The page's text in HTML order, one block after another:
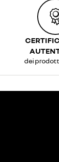
dei